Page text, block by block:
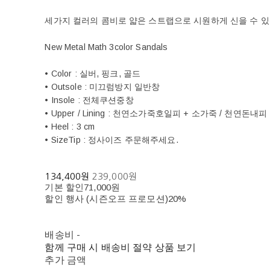
세가지 컬러의 콤비로 얇은 스트랩으로 시원하게 신을 수
New Metal Math 3color Sandals
• Color : 실버, 핑크, 골드
• Outsole : 미끄럼방지 일반창
• Insole : 전체쿠션중창
• Upper / Lining : 천연소가죽호일피 + 소가죽 / 천연돈내피
• Heel : 3 cm
• SizeTip : 정사이즈 주문해주세요.
134,400원 239,000원
기본 할인71,000원
할인 행사 (시즌오프 프로모션)20%
배송비 -
함께 구매 시 배송비 절약 상품 보기
추가 금액